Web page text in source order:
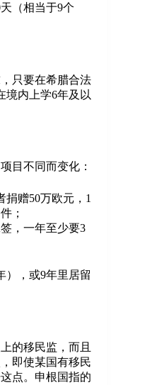
（相当于9个
只要在希腊合法
境内上学6年及以
目不同而变化：
捐赠50万欧元，1
；
，一年至少要3
），或9年里居留
的移民监，而且
即使某国有移民
点。申根国指的